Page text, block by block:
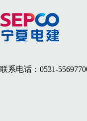
联系电话：0531-